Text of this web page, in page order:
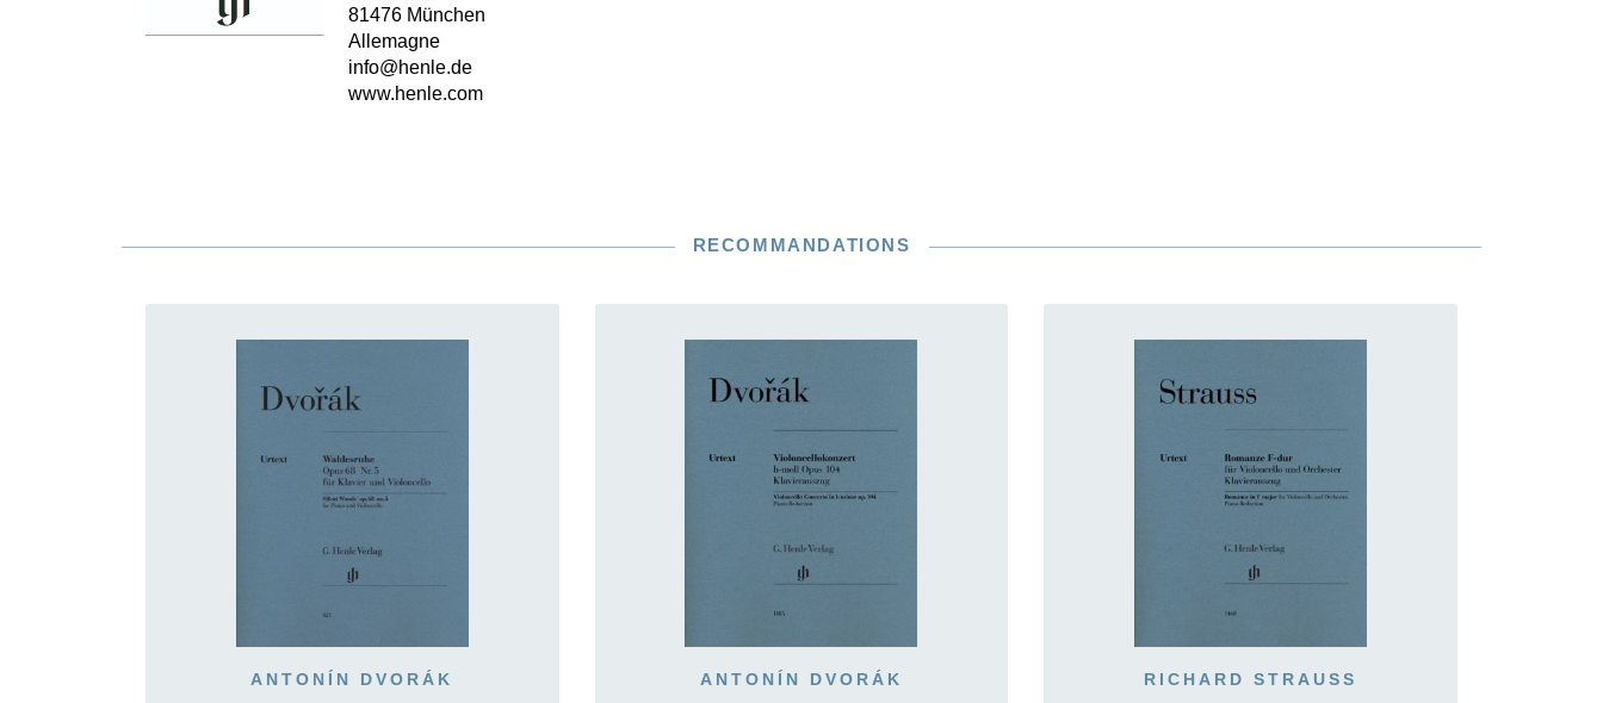
81476 München
Allemagne
info@henle.de
www.henle.com
RECOMMANDATIONS
ANTONÍN DVORÁK ANTONÍN DVORÁK RICHARD STRAUSS